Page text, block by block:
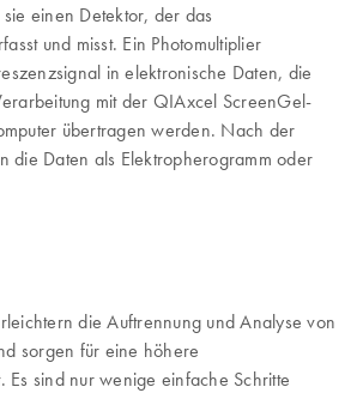
einen Detektor, der das
und misst. Ein Photomultiplier
in elektronische Daten, die
mit der QIAxcel ScreenGel-
übertragen werden. Nach der
die Daten als Elektropherogramm oder
die Auftrennung und Analyse von
sorgen für eine höhere
Es sind nur wenige einfache Schritte